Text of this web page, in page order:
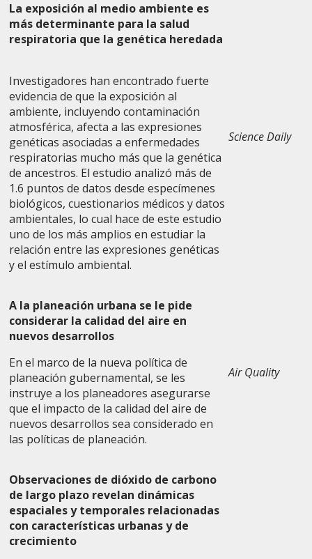
La exposición al medio ambiente es
más determinante para la salud
respiratoria que la genética heredada
Investigadores han encontrado fuerte
evidencia de que la exposición al
ambiente, incluyendo contaminación
atmosférica, afecta a las expresiones
genéticas asociadas a enfermedades
respiratorias mucho más que la genética
de ancestros. El estudio analizó más de
1.6 puntos de datos desde especímenes
biológicos, cuestionarios médicos y datos
ambientales, lo cual hace de este estudio
uno de los más amplios en estudiar la
relación entre las expresiones genéticas
y el estímulo ambiental.
Science Daily
A la planeación urbana se le pide
considerar la calidad del aire en
nuevos desarrollos
En el marco de la nueva política de
planeación gubernamental, se les
instruye a los planeadores asegurarse
que el impacto de la calidad del aire de
nuevos desarrollos sea considerado en
las políticas de planeación.
Air Quality
Observaciones de dióxido de carbono
de largo plazo revelan dinámicas
espaciales y temporales relacionadas
con características urbanas y de
crecimiento